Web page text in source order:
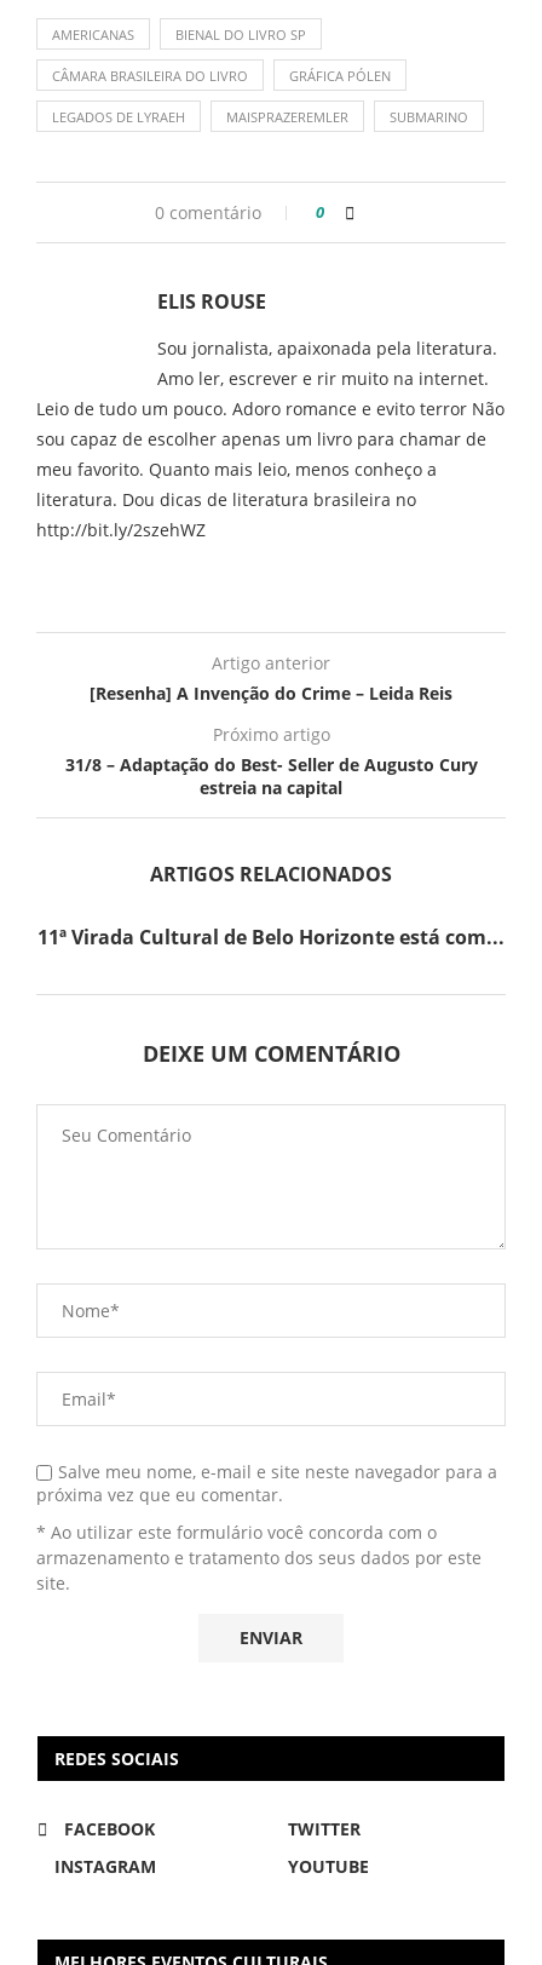
AMERICANAS BIENAL DO LIVRO SP
CÂMARA BRASILEIRA DO LIVRO GRÁFICA PÓLEN
LEGADOS DE LYRAEH MAISPRAZEREMLER SUBMARINO
0 comentário 0
ELIS ROUSE
Sou jornalista, apaixonada pela literatura.
Amo ler, escrever e rir muito na internet.
Leio de tudo um pouco. Adoro romance e evito terror Não
sou capaz de escolher apenas um livro para chamar de
meu favorito. Quanto mais leio, menos conheço a
literatura. Dou dicas de literatura brasileira no
http://bit.ly/2szehWZ
Artigo anterior
[Resenha] A Invenção do Crime – Leida Reis
Próximo artigo
31/8 – Adaptação do Best- Seller de Augusto Cury
estreia na capital
ARTIGOS RELACIONADOS
11ª Virada Cultural de Belo Horizonte está com...
DEIXE UM COMENTÁRIO
Salve meu nome, e-mail e site neste navegador para a
próxima vez que eu comentar.
* Ao utilizar este formulário você concorda com o
armazenamento e tratamento dos seus dados por este
site.
REDES SOCIAIS
FACEBOOK
TWITTER
INSTAGRAM
YOUTUBE